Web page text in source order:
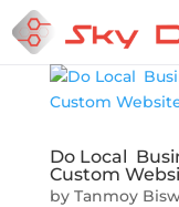
Do Local
Custom
by Tanmoy